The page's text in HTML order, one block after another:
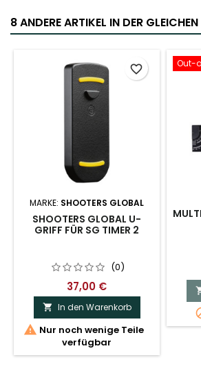
8 ANDERE ARTIKEL IN DER
MARKE: SHOOTERS GLOBAL
SHOOTERS GLOBAL U-
GRIFF FÜR SG TIMER 2
(0)
37,00 €
 In den Warenkorb
 Nur noch wenige Teile
verfügbar
favorite_border Out-